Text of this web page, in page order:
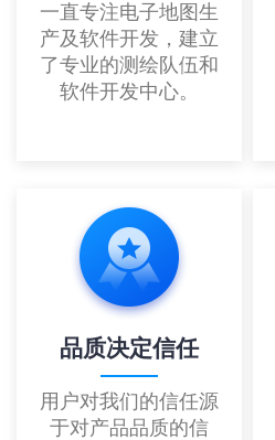
一直专注电子地图生
产及软件开发，建立
了专业的测绘队伍和
软件开发中心。
品质决定信任
用户对我们的信任源
于对产品品质的信